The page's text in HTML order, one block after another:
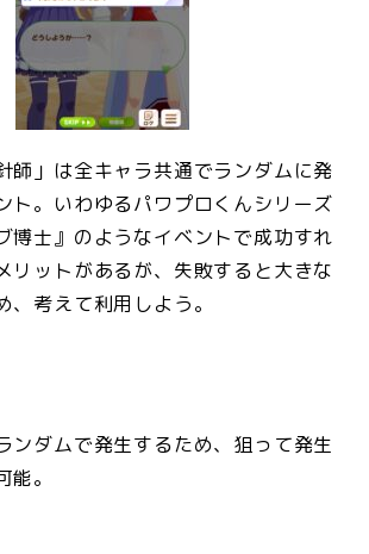
師」は全キャラ共通でランダムに発
ト。いわゆるパワプロくんシリーズ
博士』のようなイベントで成功すれ
リットがあるが、失敗すると大きな
、考えて利用しよう。
ンダムで発生するため、狙って発生
。